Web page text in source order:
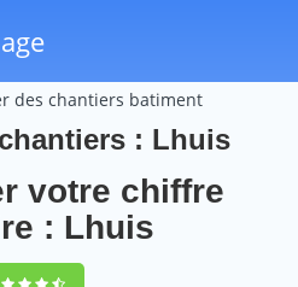
des chantiers batiment
: Lhuis
votre chiffre
: Lhuis